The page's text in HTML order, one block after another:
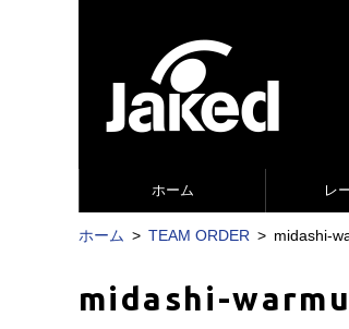
ホーム レ
ホーム TEAM ORDER midashi-
midashi-